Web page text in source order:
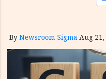
By Newsroom Sigma Aug 21,